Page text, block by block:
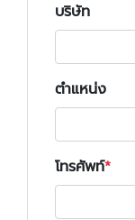
บริษัท
ตำแหน่ง
โทรศัพท์